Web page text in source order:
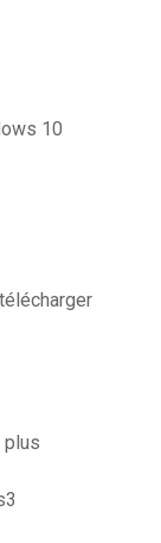
10
plus